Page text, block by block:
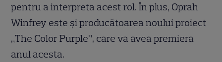
pentru a interpreta acest rol. În plus, Oprah
Winfrey este și producătoarea noului proiect
„The Color Purple”, care va avea premiera
anul acesta.